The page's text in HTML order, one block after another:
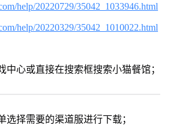
help/20220729/35042_1033946.html
help/20220329/35042_1010022.html
中心或直接在搜索框搜索小猫餐馆；
选择需要的渠道服进行下载；